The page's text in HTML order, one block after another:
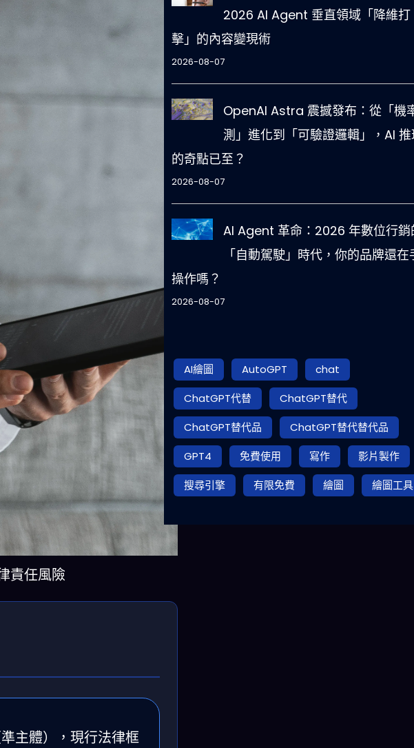
責任風險
主體），現行法律框
2026 AI Agent 垂直領域「降維打
擊」的內容變現術
2026-08-07
OpenAI Astra 震撼發布：從「機
測」進化到「可驗證邏輯」，AI
的奇點已至？
2026-08-07
AI Agent 革命：2026 年數位行銷
「自動駕駛」時代，你的品牌還在
操作嗎？
2026-08-07
AI繪圖 AutoGPT
chat
ChatGPT代替
ChatGPT替代
ChatGPT替代品
ChatGPT替代替代品
GPT4
免費使用 寫作
影片製作
搜尋引擎
有限免費 繪圖 繪圖工具